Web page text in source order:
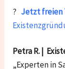
? Jetzt freien
Petra R. |
„Experten in